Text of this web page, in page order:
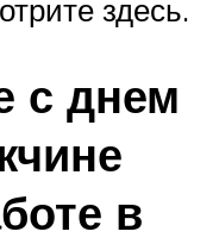
здесь.
с днем
в